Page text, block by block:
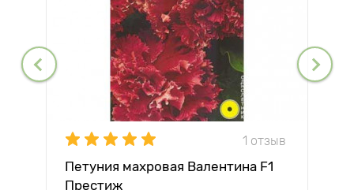
1 отзыв
Петуния махровая Валентина F1
Престиж